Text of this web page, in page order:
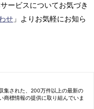
ービスについてお気づき
せ 」よりお気軽にお知ら
集された、200万件以上の最新の
商標情報の提供に取り組んでいま